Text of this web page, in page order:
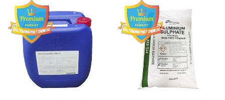
Chất Bảo Quản CMIT Thái
Lan Thailand
Phèn Nhôm – Al2(SO4)3 17%
Ấn Độ India